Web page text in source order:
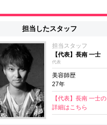
担当したスタッフ
担当スタッフ
【代表】長南 一士
代表
美容師歴
27年
【代表】長南 一士の
詳細はこちら